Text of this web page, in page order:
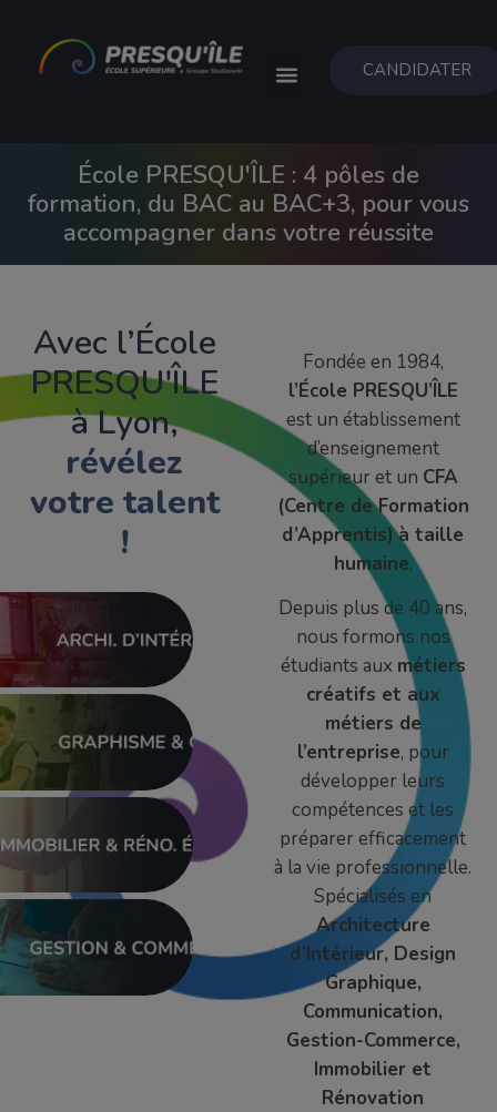
CANDIDATER
École PRESQU'ÎLE : 4 pôles de
formation, du BAC au BAC+3, pour vous
accompagner dans votre réussite
Avec l’École
PRESQU'ÎLE
à Lyon,
révélez
votre talent
!
Fondée en 1984,
l’École PRESQU’ÎLE
est un établissement
d’enseignement
supérieur et un CFA
(Centre de Formation
d’Apprentis)à taille
humaine.
Depuis plus de 40 ans,
nous formons nos
étudiants aux métiers
créatifs et aux
métiers de
l’entreprise, pour
développer leurs
compétences et les
préparer efficacement
à la vie professionnelle.
Spécialisés en
Architecture
d’Intérieur, Design
Graphique,
Communication,
Gestion-Commerce,
Immobilier et
Rénovation